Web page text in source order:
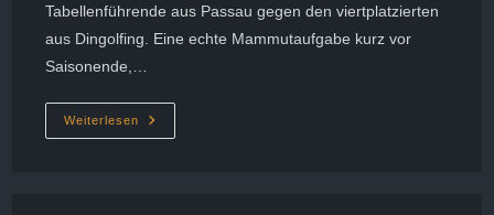
Tabellenführende aus Passau gegen den viertplatzierten
aus Dingolfing. Eine echte Mammutaufgabe kurz vor
Saisonende,…
Weiterlesen
Nur
Noch